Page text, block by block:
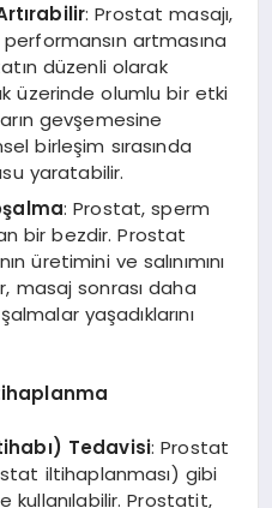
: Prostat masajı,
artmasına
düzenli olarak
üzerinde olumlu bir etki
gevşemesine
birleşim sırasında
yaratabilir.
: Prostat, sperm
bir bezdir. Prostat
üretimini ve salınımını
masaj sonrası daha
yaşadıklarını
Tedavisi: Prostat
iltihaplanması) gibi
kullanılabilir. Prostatit,